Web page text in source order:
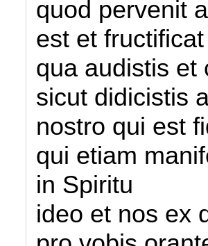
quod pervenit
est et
qua audistis et
sicut didicistis
nostro qui est
qui etiam
in Spiritu
ideo et nos ex